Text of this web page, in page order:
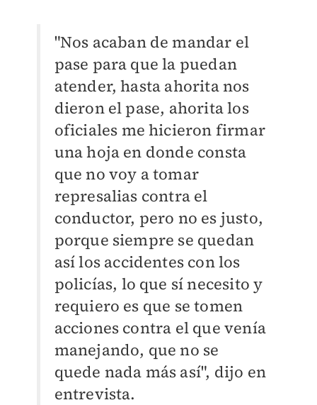
"Nos acaban de mandar el
pase para que la puedan
atender, hasta ahorita nos
dieron el pase, ahorita los
oficiales me hicieron firmar
una hoja en donde consta
que no voy a tomar
represalias contra el
conductor, pero no es justo,
porque siempre se quedan
así los accidentes con los
policías, lo que sí necesito y
requiero es que se tomen
acciones contra el que venía
manejando, que no se
quede nada más así", dijo en
entrevista.